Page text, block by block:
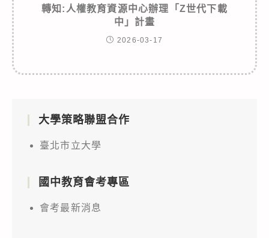
轉知:人權教育資源中心辦理「Z世代下載
中」計畫
2026-03-17
大學策略聯盟合作
臺北市立大學
國中教育會考專區
會考最新消息